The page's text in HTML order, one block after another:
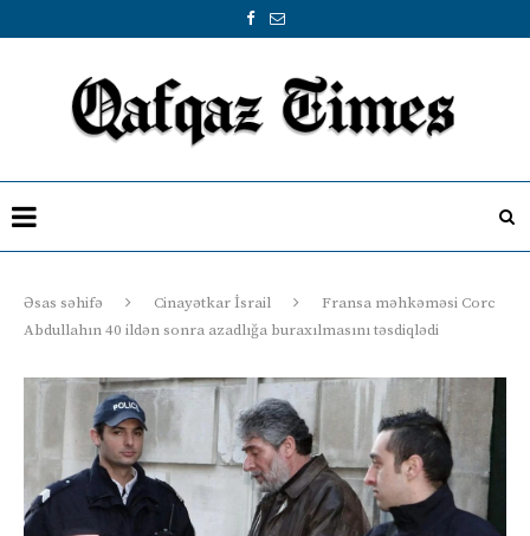
Əsas səhifə Cinayətkar İsrail
Fransa məhkəməsi Corc
Abdullahın 40 ildən sonra azadlığa buraxılmasını təsdiqlədi